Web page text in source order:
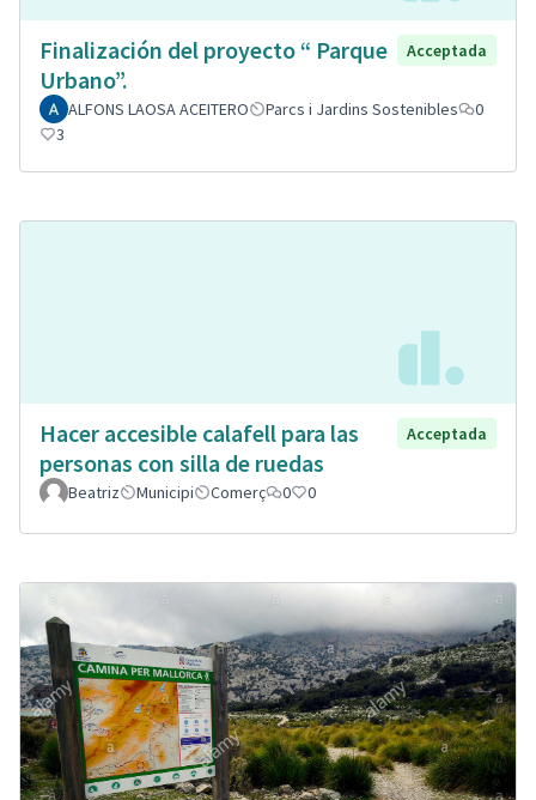
Finalización del proyecto “ Parque
Urbano”.
Acceptada
ALFONS LAOSA ACEITERO Parcs i Jardins Sostenibles
0
3
Hacer accesible calafell para las
personas con silla de ruedas
Acceptada
Beatriz Municipi Comerç 0 0